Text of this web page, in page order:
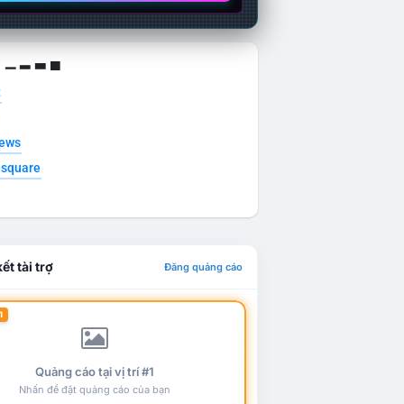
▁ ▂ ▃ ▄
tài trợ Đăng quảng cáo
Quảng cáo tại vị trí #1
Nhấn để đặt quảng cáo của bạn